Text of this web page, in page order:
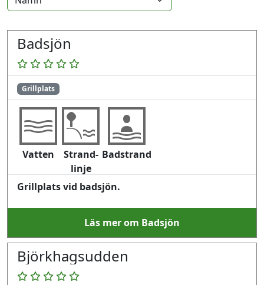
Badsjön
Grillplats
Vatten
Strand-
linje
Badstrand
Grillplats vid badsjön.
Läs mer om Badsjön
Björkhagsudden